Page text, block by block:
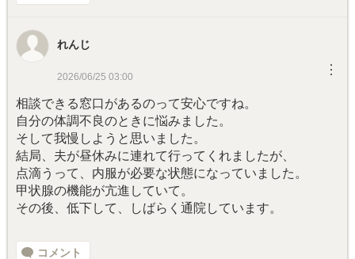
れんじ
2026/06/25 03:00 ︙
相談できる窓口があるのって安心ですね。
自分の体調不良のときに悩みました。
そして我慢しようと思いました。
結局、夫が昼休みに連れて行ってくれましたが、
点滴うって、内服が必要な状態になっていました。
甲状腺の機能が亢進していて。
その後、低下して、しばらく通院しています。
コメント